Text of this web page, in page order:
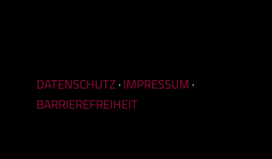
DATENSCHUTZ·IMPRESSUM ·
BARRIEREFREIHEIT